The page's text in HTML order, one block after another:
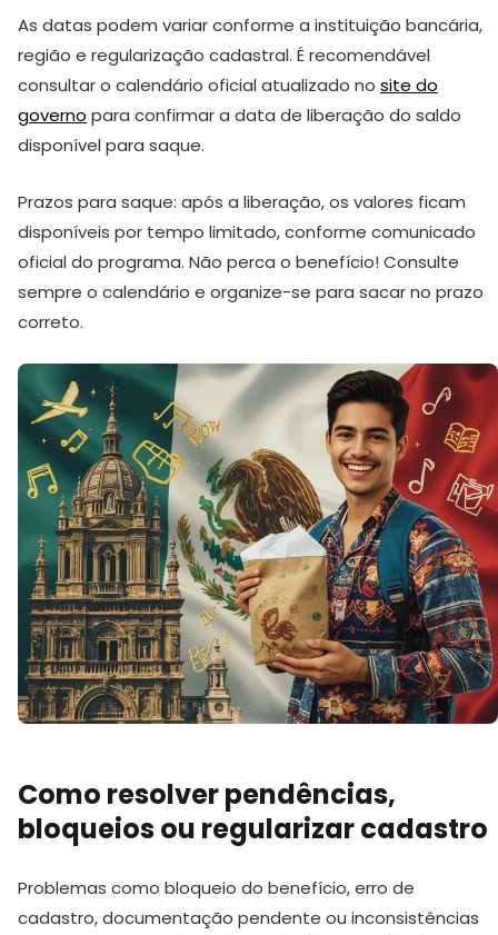
As datas podem variar conforme a instituição bancária,
região e regularização cadastral. É recomendável
consultar o calendário oficial atualizado no site do
governo para confirmar a data de liberação do saldo
disponível para saque.
Prazos para saque: após a liberação, os valores ficam
disponíveis por tempo limitado, conforme comunicado
oficial do programa. Não perca o benefício! Consulte
sempre o calendário e organize-se para sacar no prazo
correto.
Como resolver pendências,
bloqueios ou regularizar cadastro
Problemas como bloqueio do benefício, erro de
cadastro, documentação pendente ou inconsistências